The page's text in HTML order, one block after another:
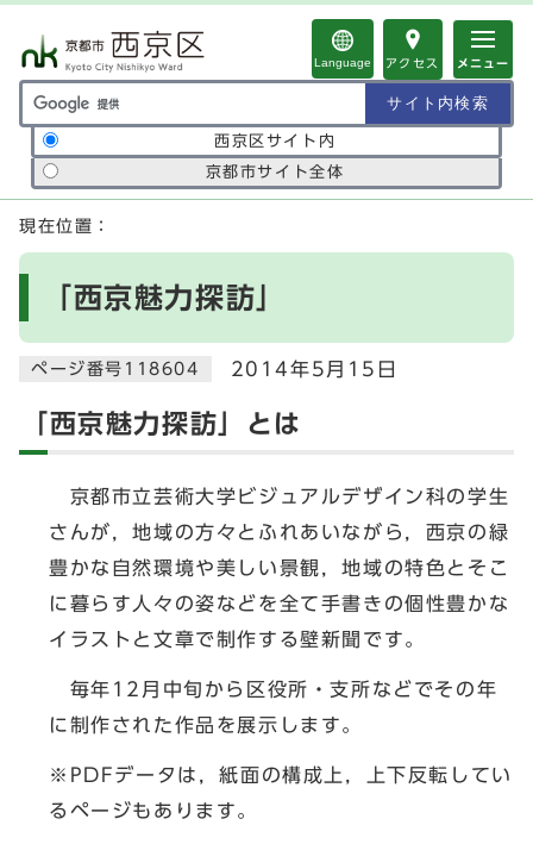
Language アクセス メニュー
サイト内検索の範囲
西京区サイト内
京都市サイト全体
ここから本文です
現在位置：
「西京魅力探訪」
ページ番号118604 2014年5月15日
「西京魅力探訪」とは
京都市立芸術大学ビジュアルデザイン科の学生
さんが，地域の方々とふれあいながら，西京の緑
豊かな自然環境や美しい景観，地域の特色とそこ
に暮らす人々の姿などを全て手書きの個性豊かな
イラストと文章で制作する壁新聞です。
毎年12月中旬から区役所・支所などでその年
に制作された作品を展示します。
※PDFデータは，紙面の構成上，上下反転してい
るページもあります。